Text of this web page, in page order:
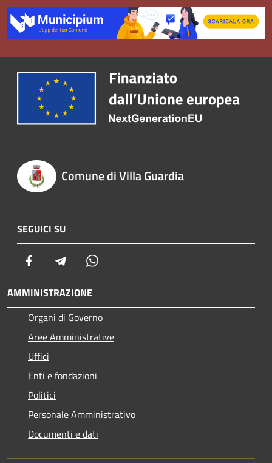
Comune di Villa Guardia
SEGUICI SU
Facebook Telegram
AMMINISTRAZIONE
Organi di Governo
Aree Amministrative
Uffici
Enti e fondazioni
Politici
Personale Amministrativo
Documenti e dati